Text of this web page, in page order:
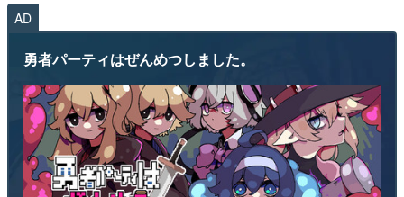
AD
勇者パーティはぜんめつしました。